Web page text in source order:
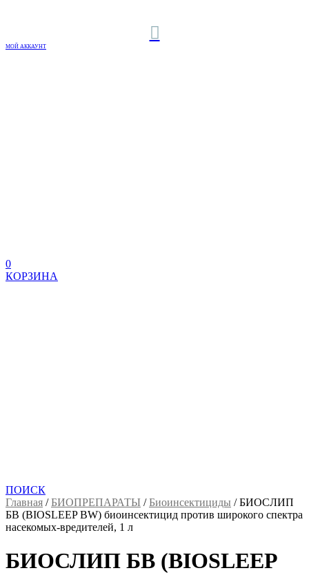
МОЙ АККАУНТ
0
КОРЗИНА
ПОИСК
Главная /БИОПРЕПАРАТЫ /Биоинсектициды /БИОСЛИП
БВ (BIOSLEEP BW) биоинсектицид против широкого спектра
насекомых-вредителей, 1 л
БИОСЛИП БВ (BIOSLEEP